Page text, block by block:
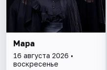
Мара
16 августа 2026 •
воскресенье